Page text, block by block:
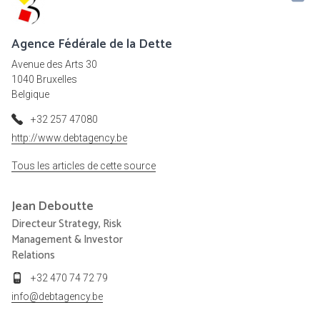
Agence Fédérale de la Dette
Avenue des Arts 30
1040 Bruxelles
Belgique
+32 257 47080
http://www.debtagency.be
Tous les articles de cette source
Jean Deboutte
Directeur Strategy, Risk
Management & Investor
Relations
+32 470 74 72 79
info@debtagency.be